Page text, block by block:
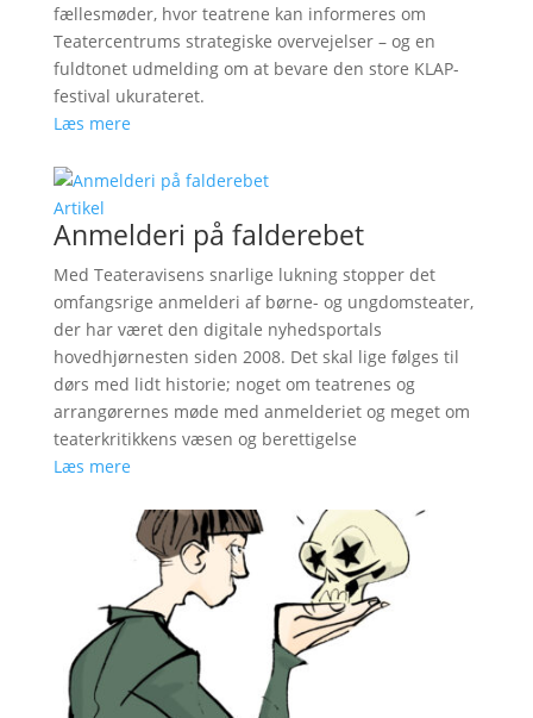
fællesmøder, hvor teatrene kan informeres om
Teatercentrums strategiske overvejelser – og en
fuldtonet udmelding om at bevare den store KLAP-
festival ukurateret.
Læs mere
Artikel
Anmelderi på falderebet
Med Teateravisens snarlige lukning stopper det
omfangsrige anmelderi af børne- og ungdomsteater,
der har været den digitale nyhedsportals
hovedhjørnesten siden 2008. Det skal lige følges til
dørs med lidt historie; noget om teatrenes og
arrangørernes møde med anmelderiet og meget om
teaterkritikkens væsen og berettigelse
Læs mere